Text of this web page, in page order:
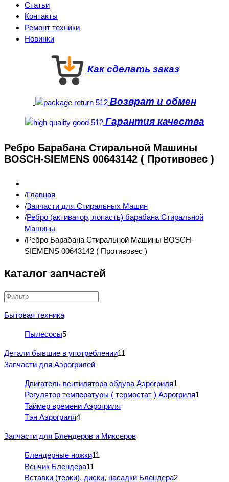
Статьи
Контакты
Ремонт техники
Новинки
Как сделать заказ
Возврат и обмен
Гарантия качества
Ребро Барабана Стиральной Машины
BOSCH-SIEMENS 00643142 ( Противовес )
Главная
Запчасти для Стиральных Машин
Ребро (активатор, лопасть) барабана Стиральной
Машины
Ребро Барабана Стиральной Машины BOSCH-
SIEMENS 00643142 ( Противовес )
Каталог запчастей
Бытовая техника
Пылесосы5
Детали бывшие в употреблении11
Запчасти для Аэрогрилей
Двигатель вентилятора обдува Аэрогриля1
Регулятор температуры ( термостат ) Аэрогриля1
Таймер времени Аэрогриля
Тэн Аэрогриля4
Запчасти для Блендеров и Миксеров
Блендерные ножки11
Венчик Блендера11
Вставки (терки), диски, насадки Блендера2